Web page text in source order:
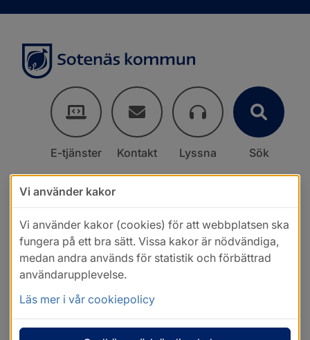
E-tjänster Kontakt Lyssna Sök
Vi använder kakor
Vi använder kakor (cookies) för att webbplatsen ska
fungera på ett bra sätt. Vissa kakor är nödvändiga,
medan andra används för statistik och förbättrad
användarupplevelse.
Läs mer i vår cookiepolicy